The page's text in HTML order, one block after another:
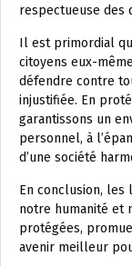
respectueuse des
Il est primordial
citoyens eux-
défendre contre
injustifiée. En
garantissons un
personnel, à
d’une société
En conclusion,
notre humanité et
protégées,
avenir meilleur